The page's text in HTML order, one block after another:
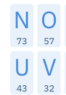
N
73
O
57
U
43
V
32